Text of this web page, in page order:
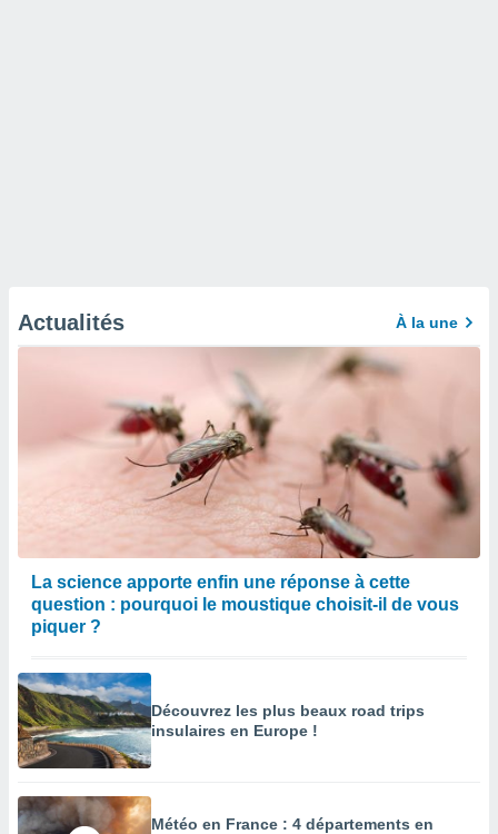
Actualités À la une
La science apporte enfin une réponse à cette
question : pourquoi le moustique choisit-il de vous
piquer ?
Découvrez les plus beaux road trips
insulaires en Europe !
Météo en France : 4 départements en